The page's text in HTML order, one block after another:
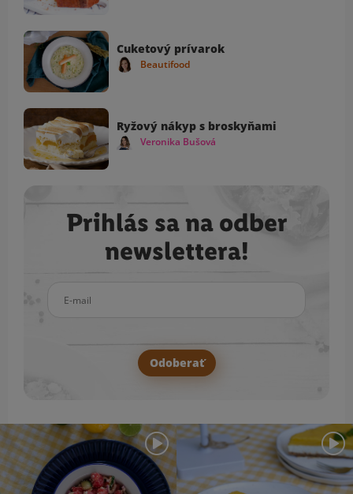
Cuketový prívarok
Beautifood
Ryžový nákyp s broskyňami
Veronika Bušová
Prihlás sa na odber
newslettera!
Odoberať